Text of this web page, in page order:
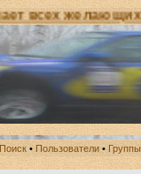
желающих
Поиск • Пользователи • Группы